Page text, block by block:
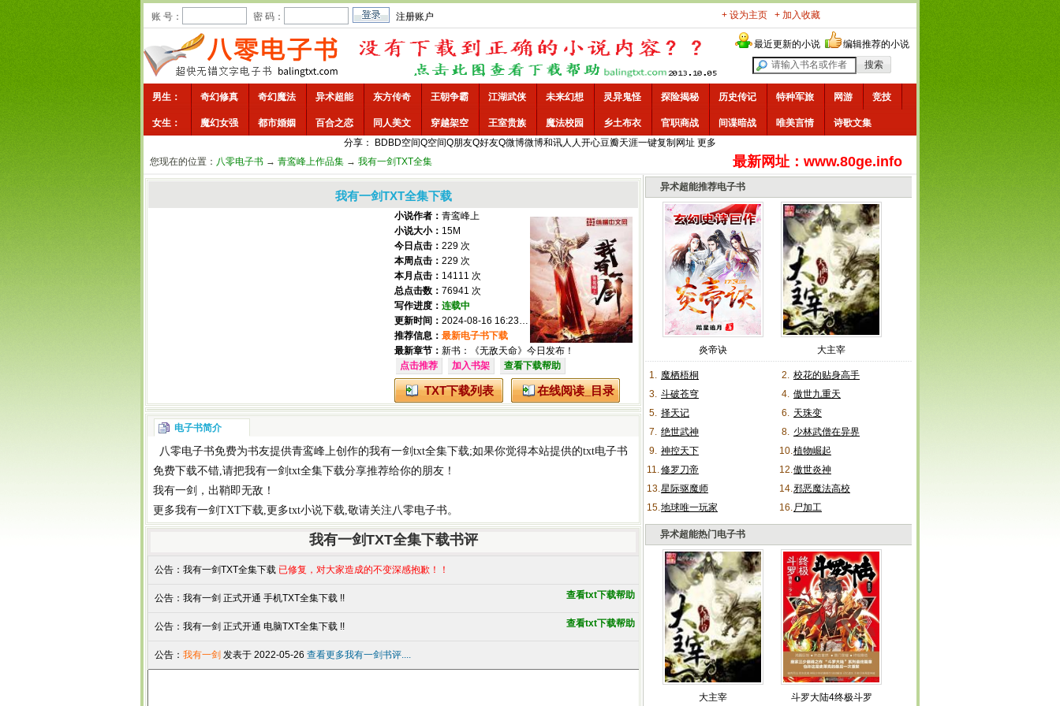
账 号： 密 码： 注册账户 + 设为主页 + 加入收藏
最近更新的小说 编辑推荐的小说
男生： 奇幻修真 奇幻魔法 异术超能 东方传奇 王朝争霸 江湖武侠 未来幻想 灵异鬼怪 探险揭秘 历史传记 特种军旅 网游 竞技
女生： 魔幻女强 都市婚姻 百合之恋 同人美文 穿越架空 王室贵族 魔法校园 乡土布衣 官职商战 间谍暗战 唯美言情
诗歌文集
分享：
BD BD空间Q空间Q朋友Q好友Q微博微博和讯人人开心豆瓣天涯一键复制网址 更多
您现在的位置： 八零电子书 → 青鸾峰上作品集 → 我有一剑TXT全集 最新网址：www.80ge.info
我有一剑TXT全集下载
小说作者： 青鸾峰上
小说大小： 15M
今日点击： 229 次
本周点击： 229 次
本月点击： 14111 次
总点击数： 76941 次
写作进度： 连载中
更新时间： 2024-08-16 16:23:00
推荐信息： 最新电子书下载
最新章节： 新书：《无敌天命》今日发布！
点击推荐
加入书架 查看下载帮助
TXT下载列表 在线阅读_目录
电子书简介
八零电子书免费为书友提供青鸾峰上创作的我有一剑txt全集下载;如果你觉得本站提供的txt电子书
免费下载不错,请把我有一剑txt全集下载分享推荐给你的朋友！
我有一剑，出鞘即无敌！
更多我有一剑TXT下载,更多txt小说下载,敬请关注八零电子书。
我有一剑TXT全集下载书评
公告： 我有一剑TXT全集下载 已修复，对大家造成的不变深感抱歉！！
查看txt下载帮助
公告： 我有一剑 正式开通 手机TXT全集下载 !!
查看txt下载帮助
公告： 我有一剑 正式开通 电脑TXT全集下载 !!
公告： 我有一剑 发表于 2022-05-26 查看更多我有一剑书评....
异术超能推荐电子书
炎帝诀 大主宰
1. 魔栖梧桐 2. 校花的贴身高手
3. 斗破苍穹 4. 傲世九重天
5. 择天记 6. 天珠变
7. 绝世武神 8. 少林武僧在异界
9. 神控天下 10.植物崛起
11.修罗刀帝 12.傲世炎神
13.星际驱魔师 14.邪恶魔法高校
15.地球唯一玩家 16.尸加工
异术超能热门电子书
大主宰 斗罗大陆4终极斗罗